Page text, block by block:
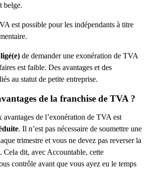
belge.
est possible pour les indépendants à titre
de demander une exonération de TVA
est faible. Des avantages et des
au statut de petite entreprise.
de la franchise de TVA ?
avantages de l’exonération de TVA est
. Il n’est pas nécessaire de soumettre une
trimestre et vous ne devez pas reverser la
Cela dit, avec Accountable, cette
contrôle avant que vous ayez eu le temps